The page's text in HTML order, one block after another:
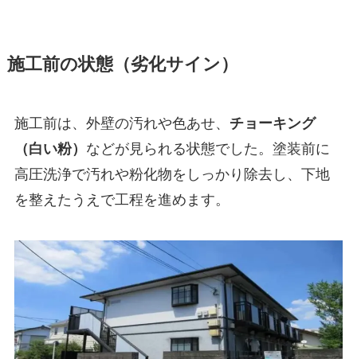
施工前の状態（劣化サイン）
施工前は、外壁の汚れや色あせ、 チョーキング
（白い粉） などが見られる状態でした。塗装前に
高圧洗浄で汚れや粉化物をしっかり除去し、下地
を整えたうえで工程を進めます。